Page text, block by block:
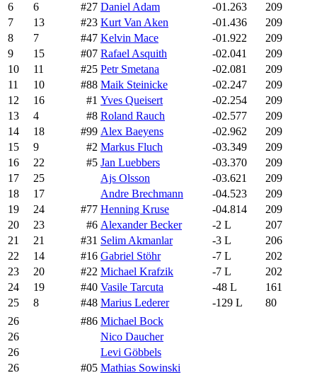
6
6 #27 Daniel Adam -01.263
209
7
13 #23 Kurt Van Aken -01.436
209
8
7 #47 Kelvin Mace -01.922
209
9
15 #07 Rafael Asquith -02.041
209
10
11 #25 Petr Smetana -02.081
209
11
10 #88 Maik Steinicke -02.247
209
12
16 #1 Yves Queisert -02.254
209
13
4 #8 Roland Rauch -02.577
209
14
18 #99 Alex Baeyens -02.962
209
15
9 #2 Markus Fluch -03.349
209
16
22 #5 Jan Luebbers -03.370
209
17
25 Ajs Olsson -03.621
209
18
17 Andre Brechmann -04.523
209
19
24 #77 Henning Kruse -04.814
209
20
23 #6 Alexander Becker -2 L
207
21
21 #31 Selim Akmanlar -3 L
206
22
14 #16 Gabriel Stöhr -7 L
202
23
20 #22 Michael Krafzik -7 L
202
24
19 #40 Vasile Tarcuta -48 L
161
25
8 #48 Marius Lederer -129 L
80
26
#86 Michael Bock
26
Nico Daucher
26
Levi Göbbels
26
#05 Mathias Sowinski